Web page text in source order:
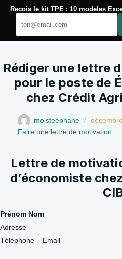
Rédiger une lettre
pour le poste de
chez Crédit
moisteephane
Faire une lettre de motivation
Lettre de
d’économiste
Prénom Nom
Adresse
Téléphone – Email
Recois le kit TPE : 10 modeles